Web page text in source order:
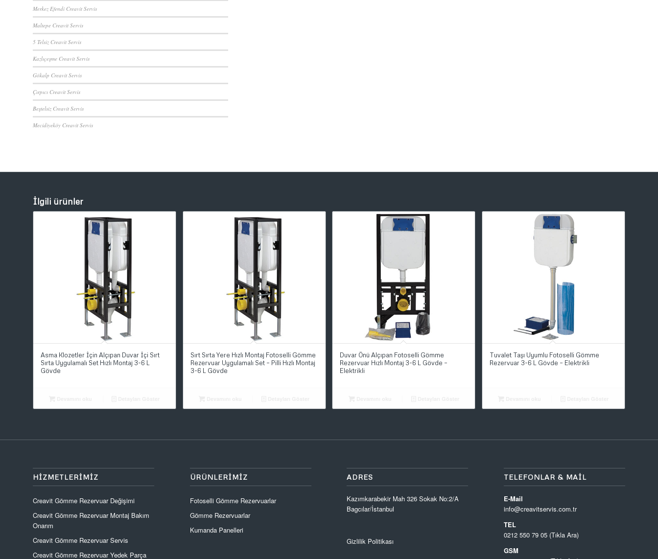
Merkez Efendi Creavit Servis
Maltepe Creavit Servis
5 Telsiz Creavit Servis
Kazlıçeşme Creavit Servis
Gökalp Creavit Servis
Çırpıcı Creavit Servis
Beştelsiz Creavit Servis
Mecidiyeköy Creavit Servis
İlgili ürünler
Asma Klozetler İçin Alçıpan Duvar İçi Sırt
Sırta Uygulamalı Set Hızlı Montaj 3-6 L
Gövde
Sırt Sırta Yere Hızlı Montaj Fotoselli Gömme
Rezervuar Uygulamalı Set – Pilli Hızlı Montaj
3-6 L Gövde
Duvar Önü Alçıpan Fotoselli Gömme
Rezervuar Hızlı Montaj 3-6 L Gövde –
Elektrikli
Tuvalet Taşı Uyumlu Fotoselli Gömme
Rezervuar 3-6 L Gövde – Elektrikli
HIZMETLERIMIZ
Creavit Gömme Rezervuar Değişimi
Creavit Gömme Rezervuar Montaj Bakım
Onarım
Creavit Gömme Rezervuar Servis
Creavit Gömme Rezervuar Yedek Parça
ÜRÜNLERIMIZ
Fotoselli Gömme Rezervuarlar
Gömme Rezervuarlar
Kumanda Panelleri
ADRES
Kazımkarabekir Mah 326 Sokak No:2/A
Bagcılar/İstanbul
Gizlilik Politikası
TELEFONLAR & MAIL
E-Mail
info@creavitservis.com.tr
TEL
0212 550 79 05 (Tıkla Ara)
GSM